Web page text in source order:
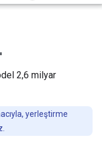
2,6 milyar
yerleştirme